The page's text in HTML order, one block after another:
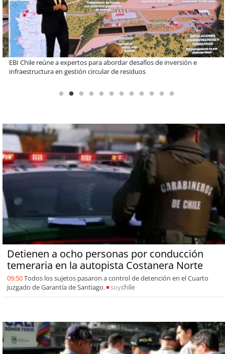
Más de 1.600 alumnos han sido parte de programa Súper Sano de
Sopraval en lo que va del año
Detienen a ocho personas por conducción
temeraria en la autopista Costanera Norte
09:50Todos los sujetos pasaron a control de detención en el Cuarto
Juzgado de Garantía de Santiago.
soychile